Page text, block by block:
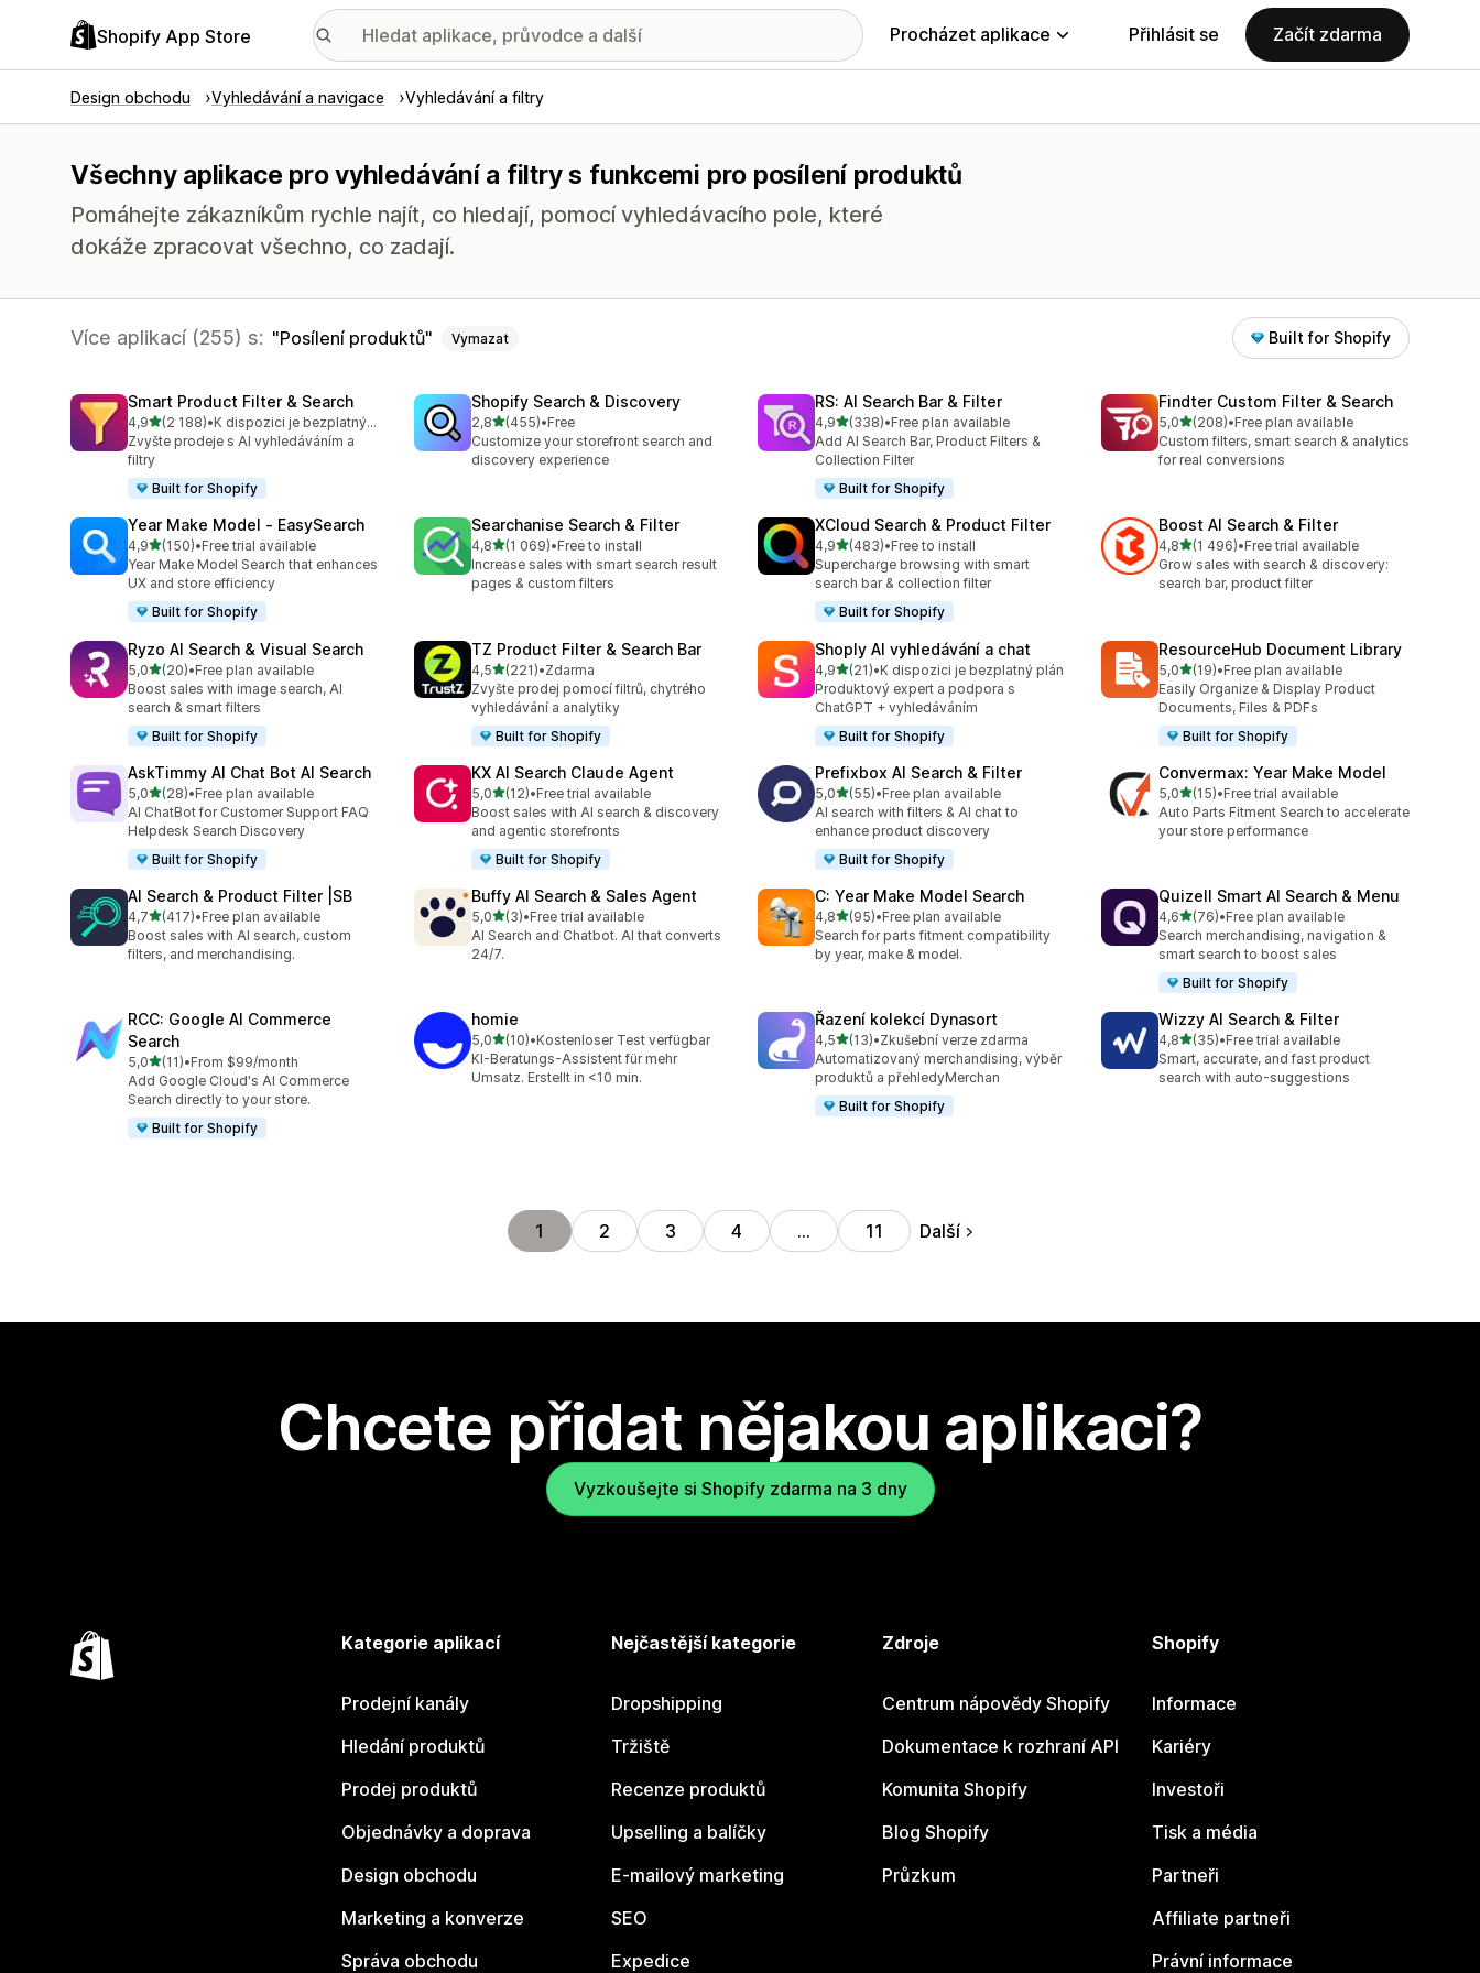
Shopify App Store Procházet aplikace Přihlásit se Začít zdarma
Design obchodu Vyhledávání a navigace Vyhledávání a filtry
Všechny aplikace pro vyhledávání a filtry s funkcemi pro posílení produktů
Pomáhejte zákazníkům rychle najít, co hledají, pomocí vyhledávacího pole, které
dokáže zpracovat všechno, co zadají.
Více aplikací (255) s: Posílení produktů Vymazat Built for Shopify
Smart Product Filter & Search
4,9z 5 hvězd
(2 188)
Celkový počet recenzí: 2188
•
K dispozici je bezplatný plán
Zvyšte prodeje s AI vyhledáváním a
filtry
Built for Shopify
Shopify Search & Discovery
2,8z 5 hvězd
(455)
Celkový počet recenzí: 455
•Free
Customize your storefront search and
discovery experience
RS: AI Search Bar & Filter
4,9z 5 hvězd
(338)
Celkový počet recenzí: 338
•Free plan available
Add AI Search Bar, Product Filters &
Collection Filter
Built for Shopify
Findter Custom Filter & Search
5,0z 5 hvězd
(208)
Celkový počet recenzí: 208
•Free plan available
Custom filters, smart search & analytics
for real conversions
Year Make Model ‑ EasySearch
4,9z 5 hvězd
(150)
Celkový počet recenzí: 150
•Free trial available
Year Make Model Search that enhances
UX and store efficiency
Built for Shopify
Searchanise Search & Filter
4,8z 5 hvězd
(1 069)
Celkový počet recenzí: 1069
•Free to install
Increase sales with smart search result
pages & custom filters
XCloud Search & Product Filter
4,9z 5 hvězd
(483)
Celkový počet recenzí: 483
•Free to install
Supercharge browsing with smart
search bar & collection filter
Built for Shopify
Boost AI Search & Filter
4,8z 5 hvězd
(1 496)
Celkový počet recenzí: 1496
•Free trial available
Grow sales with search & discovery:
search bar, product filter
Ryzo AI Search & Visual Search
5,0z 5 hvězd
(20)
Celkový počet recenzí: 20
•Free plan available
Boost sales with image search, AI
search & smart filters
Built for Shopify
TZ Product Filter & Search Bar
4,5z 5 hvězd
(221)
Celkový počet recenzí: 221
•Zdarma
Zvyšte prodej pomocí filtrů, chytrého
vyhledávání a analytiky
Built for Shopify
Shoply AI vyhledávání a chat
4,9z 5 hvězd
(21)
Celkový počet recenzí: 21
•K dispozici je bezplatný plán
Produktový expert a podpora s
ChatGPT + vyhledáváním
Built for Shopify
ResourceHub Document Library
5,0z 5 hvězd
(19)
Celkový počet recenzí: 19
•Free plan available
Easily Organize & Display Product
Documents, Files & PDFs
Built for Shopify
AskTimmy AI Chat Bot AI Search
5,0z 5 hvězd
(28)
Celkový počet recenzí: 28
•Free plan available
AI ChatBot for Customer Support FAQ
Helpdesk Search Discovery
Built for Shopify
KX AI Search Claude Agent
5,0z 5 hvězd
(12)
Celkový počet recenzí: 12
•Free trial available
Boost sales with AI search & discovery
and agentic storefronts
Built for Shopify
Prefixbox AI Search & Filter
5,0z 5 hvězd
(55)
Celkový počet recenzí: 55
•Free plan available
AI search with filters & AI chat to
enhance product discovery
Built for Shopify
Convermax: Year Make Model
5,0z 5 hvězd
(15)
Celkový počet recenzí: 15
•Free trial available
Auto Parts Fitment Search to accelerate
your store performance
AI Search & Product Filter |SB
4,7z 5 hvězd
(417)
Celkový počet recenzí: 417
•Free plan available
Boost sales with AI search, custom
filters, and merchandising.
Buffy AI Search & Sales Agent
5,0z 5 hvězd
(3)
Celkový počet recenzí: 3
•Free trial available
AI Search and Chatbot. AI that converts
24/7.
C: Year Make Model Search
4,8z 5 hvězd
(95)
Celkový počet recenzí: 95
•Free plan available
Search for parts fitment compatibility
by year, make & model.
Quizell Smart AI Search & Menu
4,6z 5 hvězd
(76)
Celkový počet recenzí: 76
•Free plan available
Search merchandising, navigation &
smart search to boost sales
Built for Shopify
RCC: Google AI Commerce
Search
5,0z 5 hvězd
(11)
Celkový počet recenzí: 11
•From $99/month
Add Google Cloud's AI Commerce
Search directly to your store.
Built for Shopify
homie
5,0z 5 hvězd
(10)
Celkový počet recenzí: 10
•Kostenloser Test verfügbar
KI-Beratungs-Assistent für mehr
Umsatz. Erstellt in <10 min.
Řazení kolekcí Dynasort
4,5z 5 hvězd
(13)
Celkový počet recenzí: 13
•Zkušební verze zdarma
Automatizovaný merchandising, výběr
produktů a přehledyMerchan
Built for Shopify
Wizzy AI Search & Filter
4,8z 5 hvězd
(35)
Celkový počet recenzí: 35
•Free trial available
Smart, accurate, and fast product
search with auto-suggestions
1 2 3 4 … 11 Další
Chcete přidat nějakou aplikaci?
Vyzkoušejte si Shopify zdarma na 3 dny
Kategorie aplikací
Prodejní kanály
Hledání produktů
Prodej produktů
Objednávky a doprava
Design obchodu
Marketing a konverze
Správa obchodu
Nejčastější kategorie
Dropshipping
Tržiště
Recenze produktů
Upselling a balíčky
E-mailový marketing
SEO
Expedice
Zdroje
Centrum nápovědy Shopify
Dokumentace k rozhraní API
Komunita Shopify
Blog Shopify
Průzkum
Shopify
Informace
Kariéry
Investoři
Tisk a média
Partneři
Affiliate partneři
Právní informace